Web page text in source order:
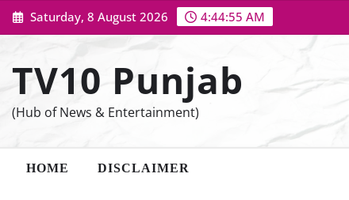
Skip
to
Saturday, 8 August 2026 4:44:56 AM
TV10 Punjab
(Hub of News & Entertainment)
HOME DISCLAIMER